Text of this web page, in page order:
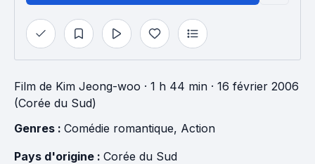
Film de Kim Jeong-woo · 1 h 44 min · 16 février 2006
(Corée du Sud)
Genres : Comédie romantique, Action
Pays d'origine : Corée du Sud